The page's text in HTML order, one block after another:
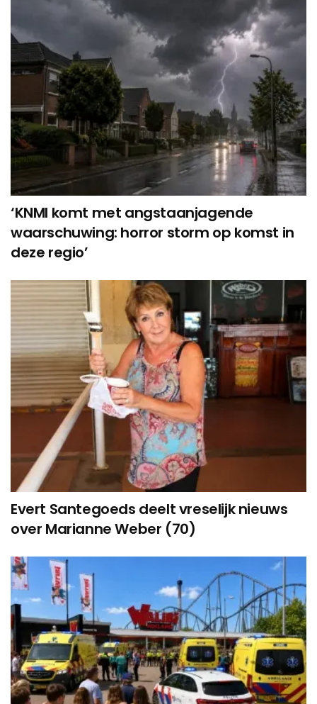
‘KNMI komt met angstaanjagende
waarschuwing: horror storm op komst in
deze regio’
Evert Santegoeds deelt vreselijk nieuws
over Marianne Weber (70)